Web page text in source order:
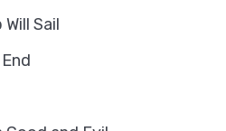
Sail